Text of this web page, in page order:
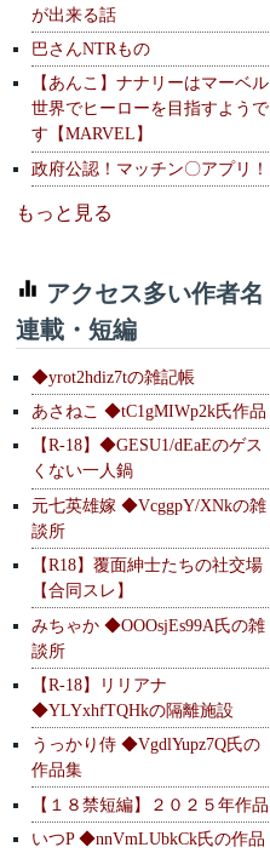
が出来る話
巴さんNTRもの
【あんこ】ナナリーはマーベル
世界でヒーローを目指すようで
す【MARVEL】
政府公認！マッチン〇アプリ！
もっと見る
アクセス多い作者名
連載・短編
◆yrot2hdiz7tの雑記帳
あさねこ ◆tC1gMIWp2k氏作品
【R-18】◆GESU1/dEaEのゲス
くない一人鍋
元七英雄嫁 ◆VcggpY/XNkの雑
談所
【R18】覆面紳士たちの社交場
【合同スレ】
みちゃか ◆OOOsjEs99A氏の雑
談所
【R-18】リリアナ
◆YLYxhfTQHkの隔離施設
うっかり侍 ◆VgdlYupz7Q氏の
作品集
【１８禁短編】２０２５年作品
いつP ◆nnVmLUbkCk氏の作品